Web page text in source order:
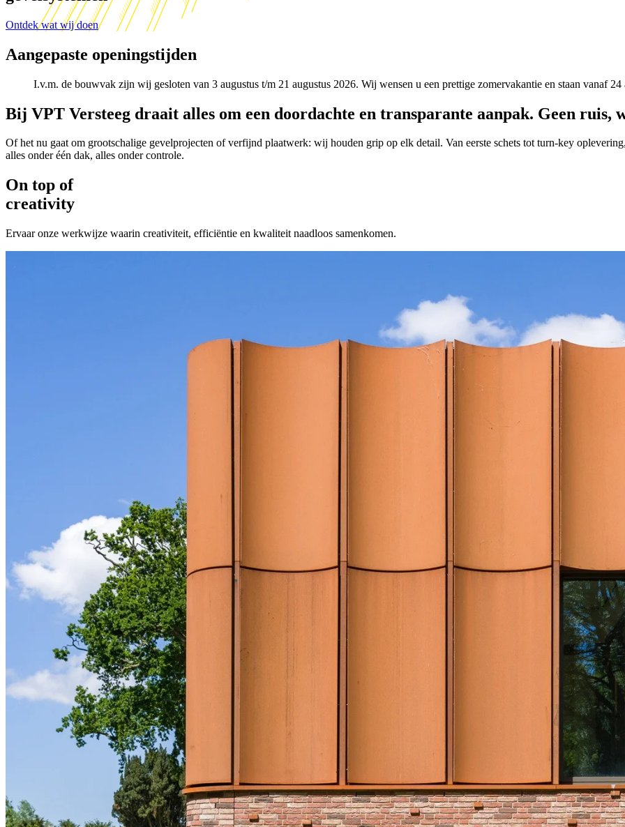
Ontdek wat wij doen
Aangepaste openingstijden
I.v.m. de bouwvak zijn wij gesloten van 3 augustus t/m 21 augustus 2026. Wij wensen u een prettige zomervakantie en staan vanaf
Bij VPT Versteeg draait alles om een doordachte en transparante aanpak. Geen ruis,
Of het nu gaat om grootschalige gevelprojecten of verfijnd plaatwerk: wij houden grip op elk detail. Van eerste schets tot turn-key
alles onder één dak, alles onder controle.
On top of
creativity
Ervaar onze werkwijze waarin creativiteit, efficiëntie en kwaliteit naadloos samenkomen.